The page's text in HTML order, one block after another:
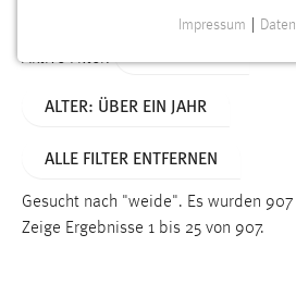
Aktive Filter:
ALTER: ÜBER EIN JAHR
ALLE FILTER ENTFERNEN
Gesucht nach "weide". Es wurden
Zeige Ergebnisse 1 bis 25 von 907.
Funktionen und sind für die
Name:
Impressum